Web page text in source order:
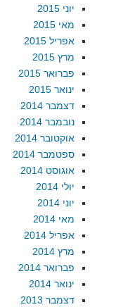
יוני 2015
מאי 2015
אפריל 2015
מרץ 2015
פברואר 2015
ינואר 2015
דצמבר 2014
נובמבר 2014
אוקטובר 2014
ספטמבר 2014
אוגוסט 2014
יולי 2014
יוני 2014
מאי 2014
אפריל 2014
מרץ 2014
פברואר 2014
ינואר 2014
דצמבר 2013